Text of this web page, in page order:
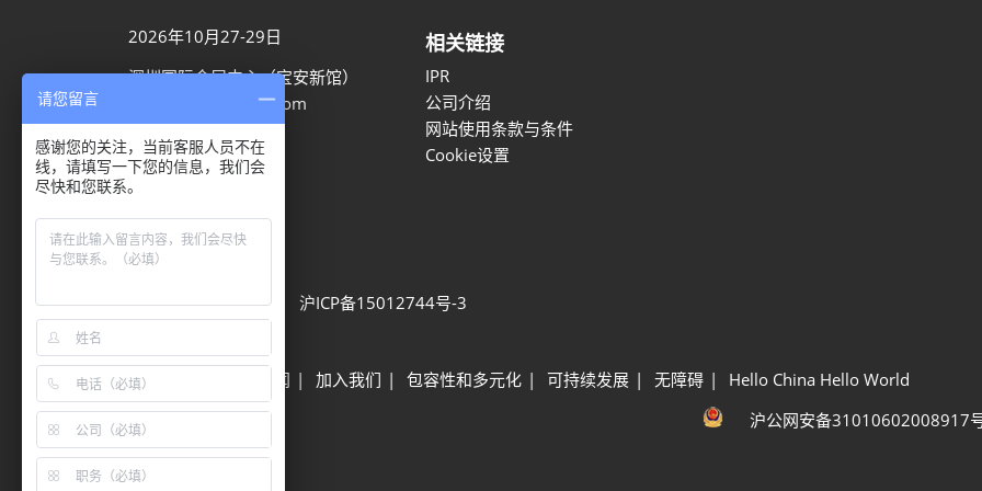
2026年10月27-29日
深圳国际会展中心（宝安新馆）
aaron.ye@rxglobal.com
021-2231 7259
相关链接
IPR
公司介绍
网站使用条款与条件
Cookie设置
隐私选项
隐私政策 Cookie政策
展会信息
可持续发展 网站地图 沪ICP备15012744号-3
其他励展展会 励展新闻 加入我们 包容性和多元化 可持续发展 无障碍
Hello China Hello World
沪公网安备31010602008917
请您留言
感谢您的关注，当前客服人员不在
线，请填写一下您的信息，我们会
尽快和您联系。